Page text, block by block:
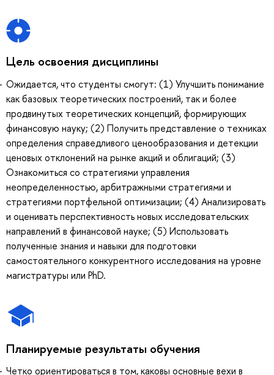
Цель освоения дисциплины
Ожидается, что студенты смогут: (1) Улучшить понимание
как базовых теоретических построений, так и более
продвинутых теоретических концепций, формирующих
финансовую науку; (2) Получить представление о техниках
определения справедливого ценообразования и детекции
ценовых отклонений на рынке акций и облигаций; (3)
Ознакомиться со стратегиями управления
неопределенностью, арбитражными стратегиями и
стратегиями портфельной оптимизации; (4) Анализировать
и оценивать перспективность новых исследовательских
направлений в финансовой науке; (5) Использовать
полученные знания и навыки для подготовки
самостоятельного конкурентного исследования на уровне
магистратуры или PhD.
Планируемые результаты обучения
Четко ориентироваться в том, каковы основные вехи в